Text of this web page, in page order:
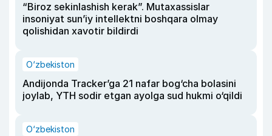
“Biroz sekinlashish kerak”. Mutaxassislar
insoniyat sun’iy intellektni boshqara olmay
qolishidan xavotir bildirdi
O‘zbekiston
Andijonda Tracker’ga 21 nafar bog‘cha bolasini
joylab, YTH sodir etgan ayolga sud hukmi o‘qildi
O‘zbekiston